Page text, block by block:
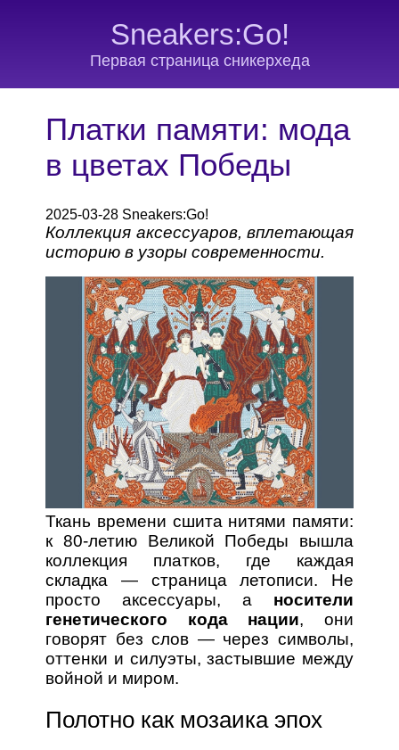
Sneakers:Go!
Первая страница сникерхеда
Платки памяти: мода
в цветах Победы
2025-03-28 Sneakers:Go!
Коллекция аксессуаров, вплетающая
историю в узоры современности.
Ткань времени сшита нитями памяти:
к 80-летию Великой Победы вышла
коллекция платков, где каждая
складка — страница летописи. Не
просто аксессуары, а носители
генетического кода нации, они
говорят без слов — через символы,
оттенки и силуэты, застывшие между
войной и миром.
Полотно как мозаика эпох